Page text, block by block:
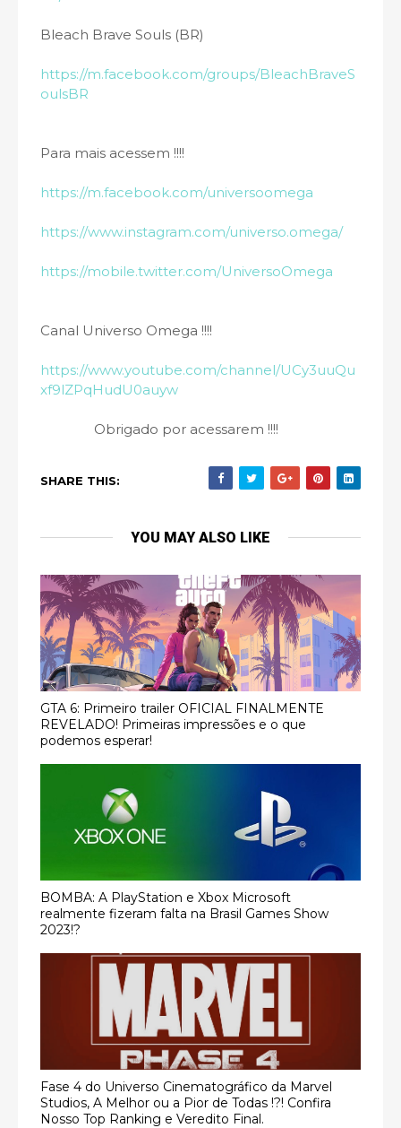
Bleach Brave Souls (BR)
https://m.facebook.com/groups/BleachBraveS
oulsBR
Para mais acessem !!!!
https://m.facebook.com/universoomega
https://www.instagram.com/universo.omega/
https://mobile.twitter.com/UniversoOmega
Canal Universo Omega !!!!
https://www.youtube.com/channel/UCy3uuQu
xf9lZPqHudU0auyw
Obrigado por acessarem !!!!
SHARE THIS:
YOU MAY ALSO LIKE
GTA 6: Primeiro trailer OFICIAL FINALMENTE
REVELADO! Primeiras impressões e o que
podemos esperar!
BOMBA: A PlayStation e Xbox Microsoft
realmente fizeram falta na Brasil Games Show
2023!?
Fase 4 do Universo Cinematográfico da Marvel
Studios, A Melhor ou a Pior de Todas !?! Confira
Nosso Top Ranking e Veredito Final.